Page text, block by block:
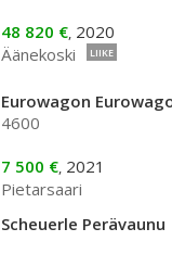
48 820 €, 2020
Äänekoski
LIIKE
Eurowagon
4600
7 500 €, 2021
Pietarsaari
Scheuerle Perävaunu